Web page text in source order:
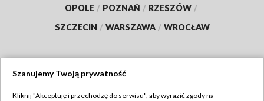
OPOLE / POZNAŃ / RZESZÓW /
SZCZECIN / WARSZAWA / WROCŁAW
Szanujemy Twoją prywatność
Kliknij "Akceptuję i przechodzę do serwisu", aby wyrazić zgody na